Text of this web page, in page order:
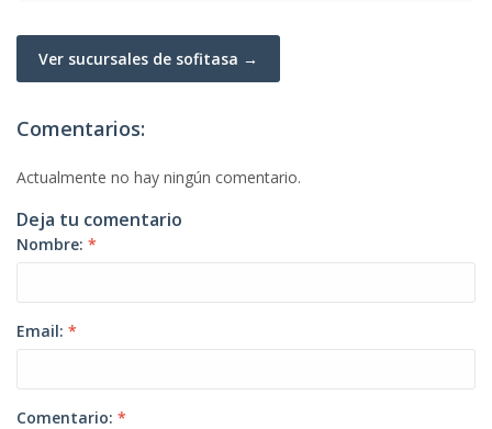
Ver sucursales de sofitasa →
Comentarios:
Actualmente no hay ningún comentario.
Deja tu comentario
Nombre: *
Email: *
Comentario: *